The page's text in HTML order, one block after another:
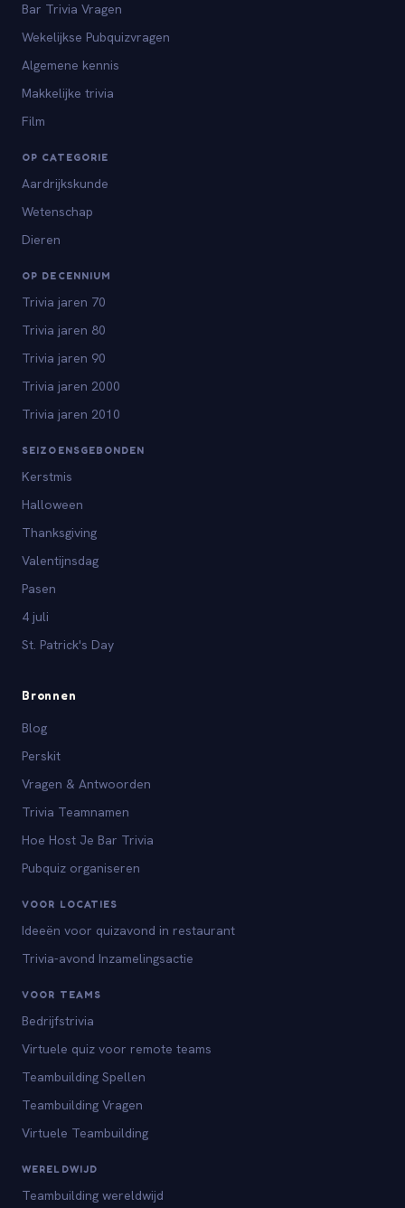
Bar Trivia Vragen
Wekelijkse Pubquizvragen
Algemene kennis
Makkelijke trivia
Film
OP CATEGORIE
Aardrijkskunde
Wetenschap
Dieren
OP DECENNIUM
Trivia jaren 70
Trivia jaren 80
Trivia jaren 90
Trivia jaren 2000
Trivia jaren 2010
SEIZOENSGEBONDEN
Kerstmis
Halloween
Thanksgiving
Valentijnsdag
Pasen
4 juli
St. Patrick's Day
Bronnen
Blog
Perskit
Vragen & Antwoorden
Trivia Teamnamen
Hoe Host Je Bar Trivia
Pubquiz organiseren
VOOR LOCATIES
Ideeën voor quizavond in restaurant
Trivia-avond Inzamelingsactie
VOOR TEAMS
Bedrijfstrivia
Virtuele quiz voor remote teams
Teambuilding Spellen
Teambuilding Vragen
Virtuele Teambuilding
WERELDWIJD
Teambuilding wereldwijd